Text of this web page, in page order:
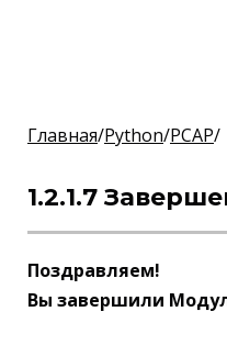
Главная/Python/PCAP/
1.2.1.7
Поздравляем!
Вы завершили